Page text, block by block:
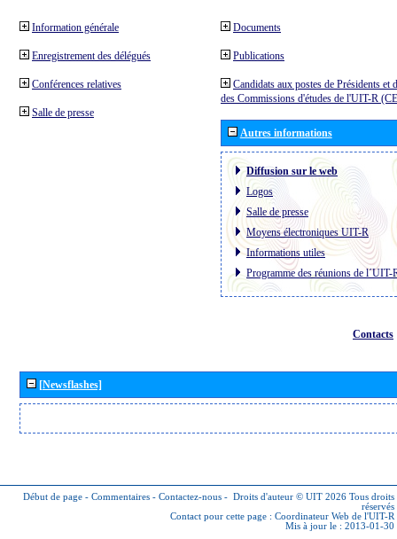
Information générale
Enregistrement des délégués
Conférences relatives
Salle de presse
Documents
Publications
Candidats aux postes de Présidents et
des Commissions d'études de l'UIT-R
Autres informations
Diffusion sur le web
Logos
Salle de presse
Moyens électroniques UIT-R
Informations utiles
Programme des réunions de l´UIT-
Contacts
[Newsflashes]
Début de page - Commentaires - Contactez-nous - Droits d'auteur © UIT 2026 Tous droits
réservés
Contact pour cette page : Coordinateur Web de l'UIT-R
Mis à jour le : 2013-01-30